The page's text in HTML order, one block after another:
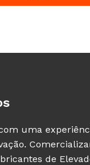
uma
de